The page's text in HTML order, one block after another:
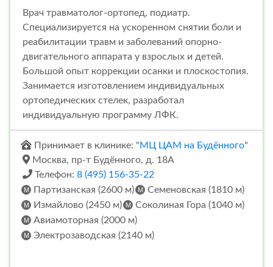
Врач травматолог-ортопед, подиатр.
Специализируется на ускоренном снятии боли и
реабилитации травм и заболеваний опорно-
двигательного аппарата у взрослых и детей.
Большой опыт коррекции осанки и плоскостопия.
Занимается изготовлением индивидуальных
ортопедических стелек, разработал
индивидуальную программу ЛФК.
Принимает в клинике: "МЦ ЦАМ на Будённого"
Москва, пр-т Будённого, д. 18А
Телефон: 8 (495) 156-35-22
Партизанская (2600 м)
Семеновская (1810 м)
Измайлово (2450 м)
Соколиная Гора (1040 м)
Авиамоторная (2000 м)
Электрозаводская (2140 м)